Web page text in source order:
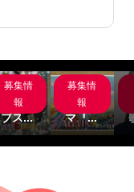
募集情
報
主演募
集‼サ
ブス...
募集情
報
サブス
クシネ
マ『...